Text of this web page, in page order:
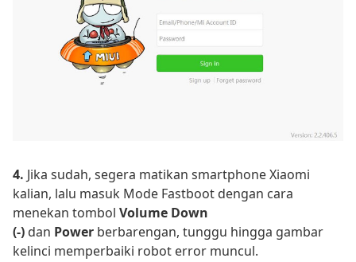
4. Jika sudah, segera matikan smartphone Xiaomi
kalian, lalu masuk Mode Fastboot dengan cara
menekan tombol Volume Down
(-) dan Power berbarengan, tunggu hingga gambar
kelinci memperbaiki robot error muncul.